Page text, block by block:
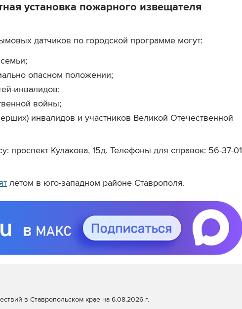
установка пожарного извещателя
датчиков по городской программе могут:
опасном положении;
инвалидов;
войны;
инвалидов и участников Великой Отечественной
проспект Кулакова, 15д. Телефоны для справок: 56-37-01
летом в юго-западном районе Ставрополя.
в Ставропольском крае на 6.08.2026 г.